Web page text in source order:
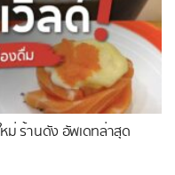
ม่ ร้านดัง อัพเดทล่าสุด